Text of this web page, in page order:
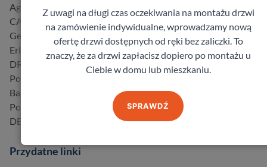
Agmar
CAL
Gerda
Erkado
DRE
Porta
Barański
Pol-Skone
DELTA
Przydatne linki
Z uwagi na długi czas oczekiwania na montażu drzwi
na zamówienie indywidualne, wprowadzamy nową
ofertę drzwi dostępnych od ręki bez zaliczki. To
znaczy, że za drzwi zapłacisz dopiero po montażu u
Ciebie w domu lub mieszkaniu.
SPRAWDŹ